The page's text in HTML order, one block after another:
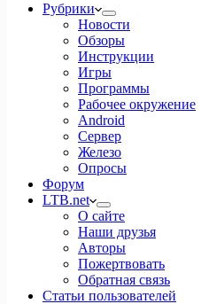
Рубрики
Новости
Обзоры
Инструкции
Игры
Программы
Рабочее окружение
Android
Сервер
Железо
Опросы
Форум
LTB.net
О сайте
Наши друзья
Авторы
Пожертвовать
Обратная связь
Статьи пользователей